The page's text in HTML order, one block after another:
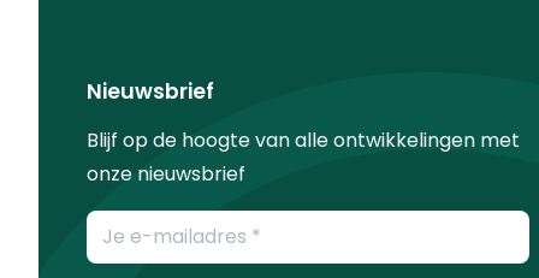
Nieuwsbrief
Blijf op de hoogte van alle ontwikkelingen met
onze nieuwsbrief
E-
mailadres